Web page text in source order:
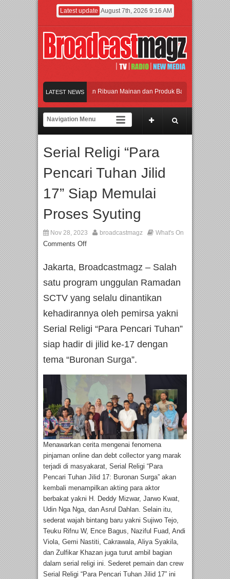
Latest update August 7th, 2026 9:16 AM
LATEST NEWS
Meramaikan Jakarta dengan Ribuan Mainan dan Produk Bayi dari Seluruh
Menjadi Gerbang Inovasi dan Peluang Bisnis Industri Gifts dan Housewares
Rayakan Perpaduan Warisan Dan Semangat Lokal, BIRKENSTOCK INDONESIA
Meramaikan Jakarta dengan Ribuan Mainan dan Produk Bayi dari Seluruh
Serial Religi “Para
Pencari Tuhan Jilid
17” Siap Memulai
Proses Syuting
Nov 28, 2023 broadcastmagz What's On
Comments Off
Jakarta, Broadcastmagz – Salah
satu program unggulan Ramadan
SCTV yang selalu dinantikan
kehadirannya oleh pemirsa yakni
Serial Religi “Para Pencari Tuhan”
siap hadir di jilid ke-17 dengan
tema “Buronan Surga”.
Menawarkan cerita mengenai fenomena
pinjaman online dan debt collector yang marak
terjadi di masyakarat, Serial Religi “Para
Pencari Tuhan Jilid 17: Buronan Surga” akan
kembali menampilkan akting para aktor
berbakat yakni H. Deddy Mizwar, Jarwo Kwat,
Udin Nga Nga, dan Asrul Dahlan. Selain itu,
sederat wajah bintang baru yakni Sujiwo Tejo,
Teuku Rifnu W, Ence Bagus, Naziful Fuad, Andi
Viola, Gemi Nastiti, Cakrawala, Aliya Syakila,
dan Zulfikar Khazan juga turut ambil bagian
dalam serial religi ini. Sederet pemain dan crew
Serial Religi “Para Pencari Tuhan Jilid 17” ini